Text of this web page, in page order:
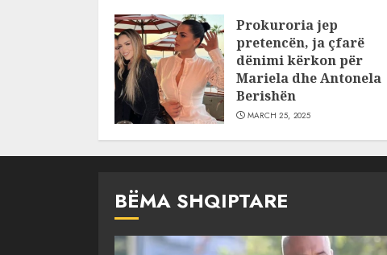
JULY 24, 2025
Prokuroria jep
pretencën, ja çfarë
dënimi kërkon për
Mariela dhe Antonela
Berishën
MARCH 25, 2025
BËMA SHQIPTARE